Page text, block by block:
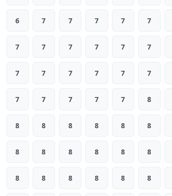
6 7 7 7 7 7
7 7 7 7 7 7
7 7 7 7 7 7
7 7 7 7 7 8
8 8 8 8 8 8
8 8 8 8 8 8
8 8 8 8 8 8